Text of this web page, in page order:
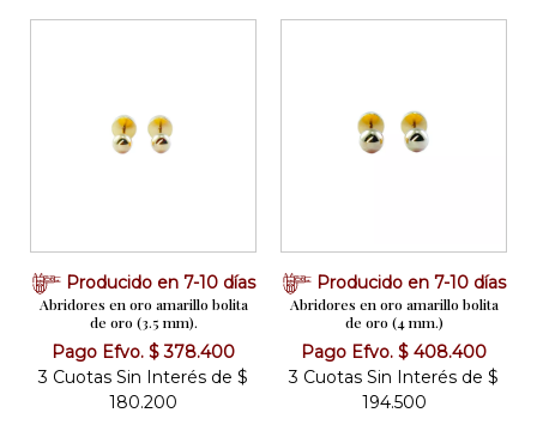
Producido en 7-10 días
Abridores en oro amarillo bolita
de oro (3.5 mm).
Pago Efvo. $ 378.400
3 Cuotas Sin Interés de $
180.200
Producido en 7-10 días
Abridores en oro amarillo bolita
de oro (4 mm.)
Pago Efvo. $ 408.400
3 Cuotas Sin Interés de $
194.500